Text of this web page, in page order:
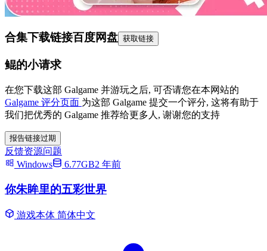
合集下载链接百度网盘 获取链接
鲲的小请求
在您下载这部 Galgame 并游玩之后, 可否请您在本网站的
Galgame 评分页面 为这部 Galgame 提交一个评分, 这将有助于
我们把优秀的 Galgame 推荐给更多人, 谢谢您的支持
报告链接过期
反馈资源问题
Windows
6.77GB2 年前
你朱眸里的五彩世界
游戏本体 简体中文